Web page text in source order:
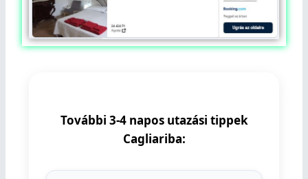
További 3-4 napos utazási tippek
Cagliariba: